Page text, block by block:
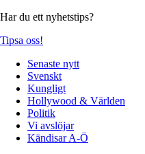
Har du ett nyhetstips?
Tipsa oss!
Senaste nytt
Svenskt
Kungligt
Hollywood & Världen
Politik
Vi avslöjar
Kändisar A-Ö